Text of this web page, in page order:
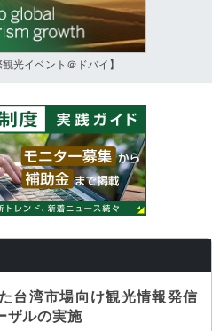
光イベント＠ドバイ】
台湾市場向け観光情報発信
ザルの実施